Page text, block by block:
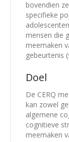
bovendien
specifieke
mensen die
meemaken
gebeurtenis
Doel
De CERQ
kan zowel
algemene
cognitieve
meemaken